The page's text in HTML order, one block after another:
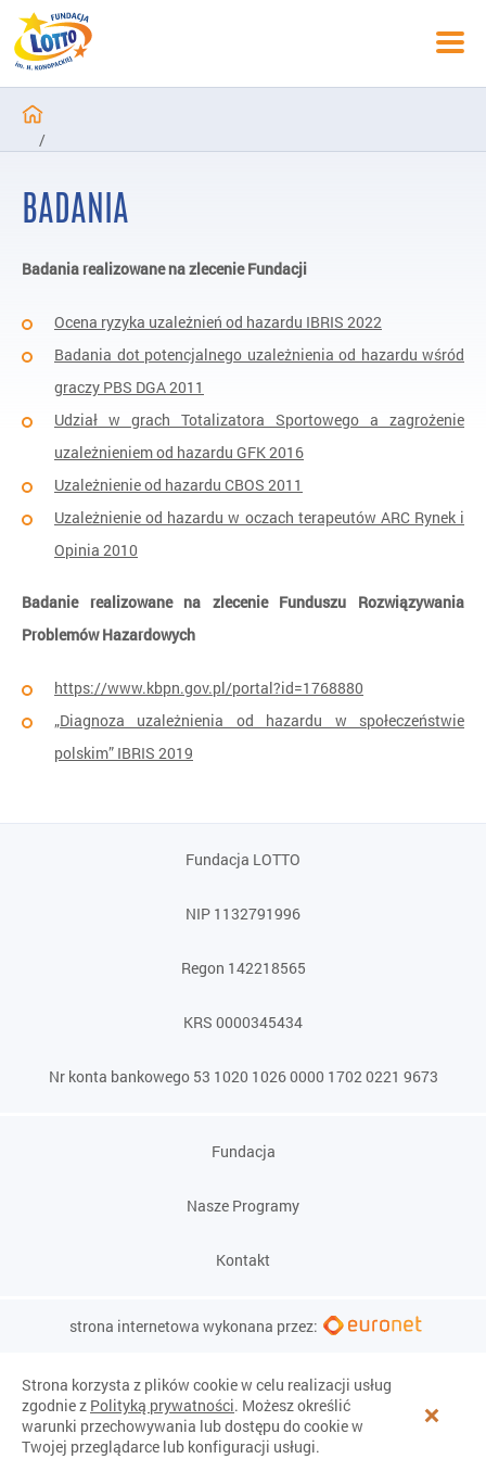
/
/
/
Badania
BADANIA
Badania realizowane na zlecenie Fundacji
Ocena ryzyka uzależnień od hazardu IBRIS 2022
Badania dot potencjalnego uzależnienia od hazardu wśród
graczy PBS DGA 2011
Udział w grach Totalizatora Sportowego a zagrożenie
uzależnieniem od hazardu GFK 2016
Uzależnienie od hazardu CBOS 2011
Uzależnienie od hazardu w oczach terapeutów ARC Rynek i
Opinia 2010
Badanie realizowane na zlecenie Funduszu Rozwiązywania
Problemów Hazardowych
https://www.kbpn.gov.pl/portal?id=1768880
„Diagnoza uzależnienia od hazardu w społeczeństwie
polskim” IBRIS 2019
Fundacja LOTTO
NIP 1132791996
Regon 142218565
KRS 0000345434
Nr konta bankowego 53 1020 1026 0000 1702 0221 9673
Fundacja
Nasze Programy
Kontakt
strona internetowa wykonana przez:
Strona korzysta z plików cookie w celu realizacji usług
zgodnie z Polityką prywatności. Możesz określić
warunki przechowywania lub dostępu do cookie w
Twojej przeglądarce lub konfiguracji usługi.